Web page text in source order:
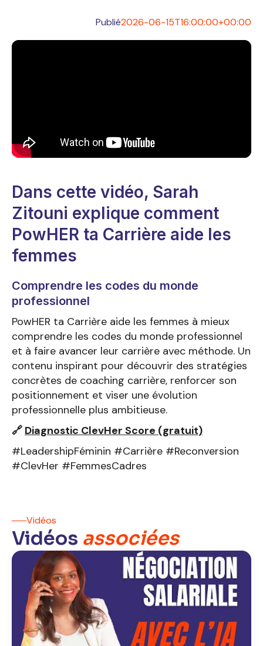
Publié2026-06-15T16:00:00+00:00
Dans cette vidéo, Sarah
Zitouni explique comment
PowHER ta Carrière aide les
femmes
Comprendre les codes du monde
professionnel
PowHER ta Carrière aide les femmes à mieux
comprendre les codes du monde professionnel
et à faire avancer leur carrière avec méthode. Un
contenu inspirant pour découvrir des stratégies
concrètes de coaching carrière, renforcer son
positionnement et viser une évolution
professionnelle plus ambitieuse.
🔗 Diagnostic ClevHer Score (gratuit)
#LeadershipFéminin #Carrière #Reconversion
#ClevHer #FemmesCadres
Vidéos
Vidéos associées